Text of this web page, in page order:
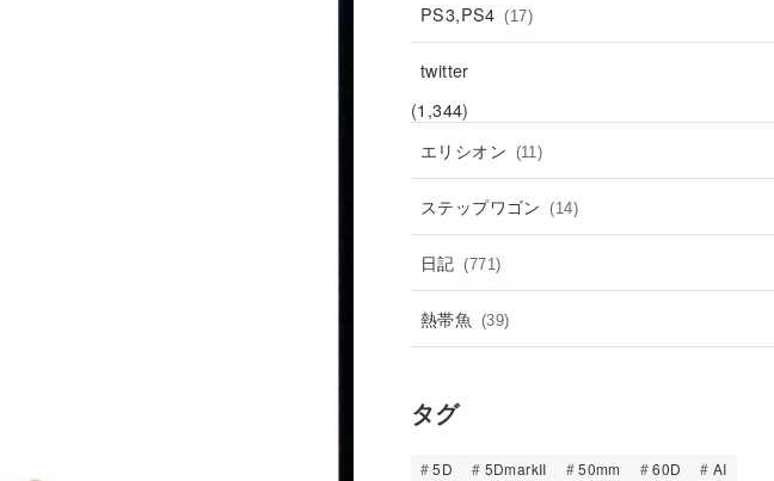
PS3,PS4 (17)
twitter
(1,344)
エリシオン (11)
ステップワゴン (14)
日記 (771)
熱帯魚 (39)
タグ
5D 5DmarkII 50mm 60D
AI